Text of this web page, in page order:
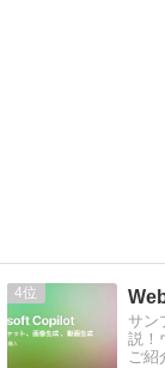
4
サン
説！
ご紹